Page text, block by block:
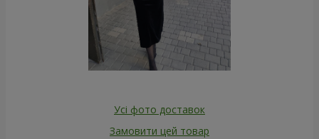
Усі фото доставок
Замовити цей товар